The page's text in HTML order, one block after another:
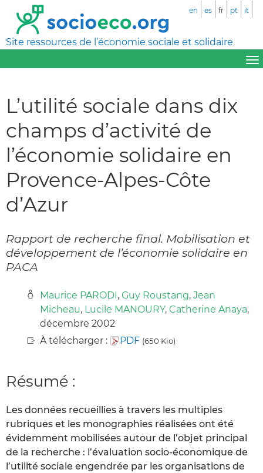
Site ressources de l’économie sociale et solidaire
en es fr pt it
L’utilité sociale dans dix
champs d’activité de
l’économie solidaire en
Provence-Alpes-Côte
d’Azur
Rapport de recherche final. Mobilisation et
développement de l’économie solidaire en
PACA
Maurice PARODI, Guy Roustang, Jean
Micheau, Lucile MANOURY, Catherine Anaya,
décembre 2002
À télécharger :
PDF (650 Kio)
Résumé :
Les données recueillies à travers les multiples
rubriques et les monographies réalisées ont été
évidemment mobilisées autour de l’objet principal
de la recherche : l’évaluation socio-économique de
l’utilité sociale engendrée par les organisations de